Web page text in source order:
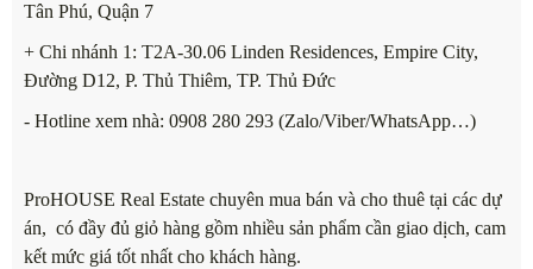
Tân Phú, Quận 7
+ Chi nhánh 1: T2A-30.06 Linden Residences, Empire City,
Đường D12, P. Thủ Thiêm, TP. Thủ Đức
- Hotline xem nhà: 0908 280 293 (Zalo/Viber/WhatsApp…)
ProHOUSE Real Estate chuyên mua bán và cho thuê tại các dự
án, có đầy đủ giỏ hàng gồm nhiều sản phẩm cần giao dịch, cam
kết mức giá tốt nhất cho khách hàng.